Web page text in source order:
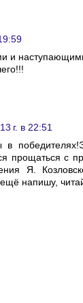
и
г. в 22:51
в
прощаться с
Я.
напишу,